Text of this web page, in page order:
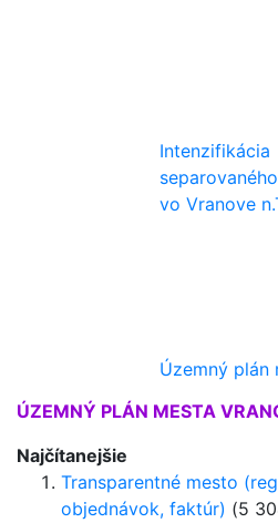
Intenzifikácia
vo Vranove
Územný plán
ÚZEMNÝ PLÁN MESTA
Najčítanejšie
Transparentné mesto
objednávok, faktúr) (5